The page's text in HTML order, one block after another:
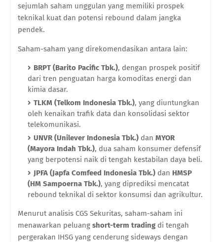
sejumlah saham unggulan yang memiliki prospek
teknikal kuat dan potensi rebound dalam jangka
pendek.
Saham-saham yang direkomendasikan antara lain:
BRPT (Barito Pacific Tbk.), dengan prospek positif
dari tren penguatan harga komoditas energi dan
kimia dasar.
TLKM (Telkom Indonesia Tbk.), yang diuntungkan
oleh kenaikan trafik data dan konsolidasi sektor
telekomunikasi.
UNVR (Unilever Indonesia Tbk.) dan MYOR
(Mayora Indah Tbk.), dua saham konsumer defensif
yang berpotensi naik di tengah kestabilan daya beli.
JPFA (Japfa Comfeed Indonesia Tbk.) dan HMSP
(HM Sampoerna Tbk.), yang diprediksi mencatat
rebound teknikal di sektor konsumsi dan agrikultur.
Menurut analisis CGS Sekuritas, saham-saham ini
menawarkan peluang short-term trading di tengah
pergerakan IHSG yang cenderung sideways dengan